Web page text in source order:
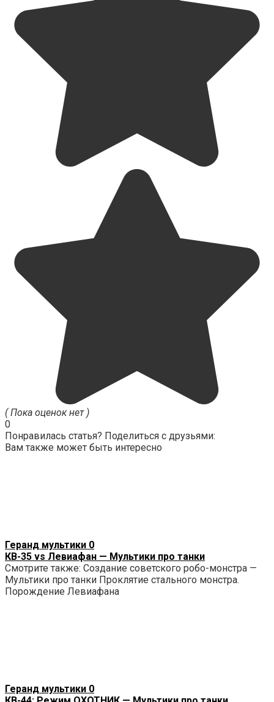
( Пока оценок нет )
0
Понравилась статья? Поделиться с друзьями:
Вам также может быть интересно
Геранд мультики 0
КВ-35 vs Левиафан — Мультики про танки
Смотрите также: Создание советского робо-монстра —
Мультики про танки Проклятие стального монстра.
Порождение Левиафана
Геранд мультики 0